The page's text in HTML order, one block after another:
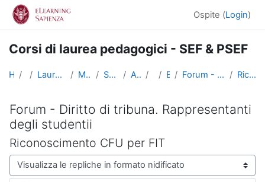
Vai al contenuto principale
Ospite (Login)
Corsi di laurea pedagogici - SEF & PSEF
Home Corsi Lauree triennali, magistrali, a ciclo unico Medicina e Psicologia Scienze dell'Educazione Altri insegnamenti SciEdu2 Benvenuti! Forum - Diritto di tribuna. Rappresentanti degli studentii Riconoscimento CFU per FIT
Forum - Diritto di tribuna. Rappresentanti
degli studentii
Riconoscimento CFU per FIT
Modalità visualizzazione